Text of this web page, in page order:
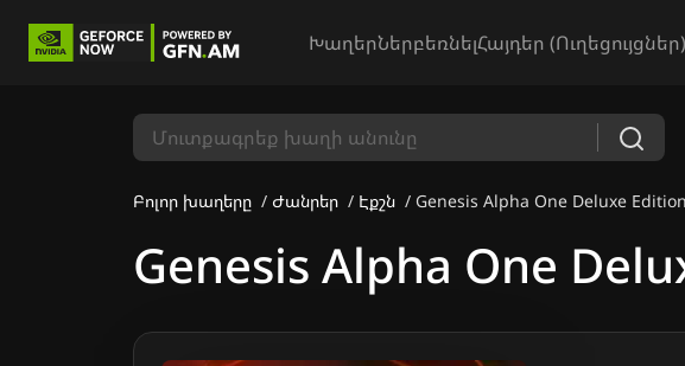
ԽաղերՆերբեռնելՀայդեր (Ուղեցույցներ)
Բոլոր խաղերը Ժանրեր Էքշն Genesis Alpha One Deluxe Edition
Genesis Alpha One